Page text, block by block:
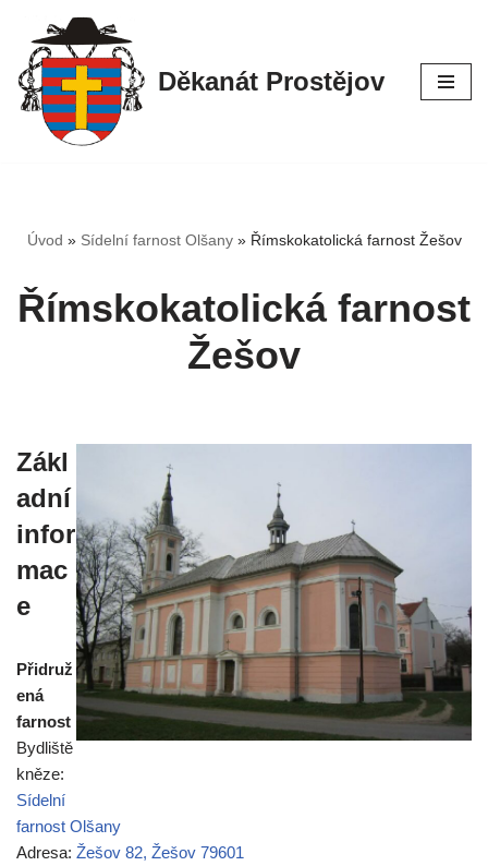
Přeskočit
na
obsah
Děkanát Prostějov
Úvod » Sídelní farnost Olšany» Římskokatolická farnost Žešov
Římskokatolická farnost
Žešov
Zákl
adní
infor
mac
e
Přidruž
ená
farnost
Bydliště
kněze:
Sídelní
farnost Olšany
Adresa: Žešov 82, Žešov 79601